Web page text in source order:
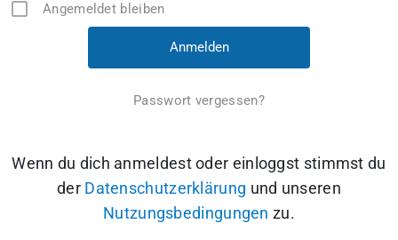
Angemeldet bleiben
Passwort vergessen?
Wenn du dich anmeldest oder einloggst stimmst du
der Datenschutzerklärung und unseren
Nutzungsbedingungen zu.